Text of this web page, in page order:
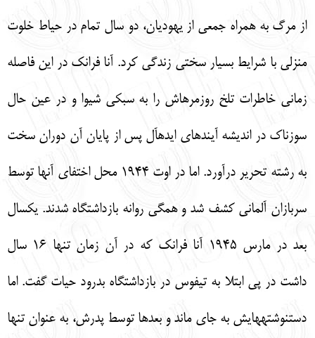
از مرگ به همراه جمعي از يهوديان، دو سال تمام در حياط خلوت
منزلي با شرايط بسيار سختي زندگي كرد. آنا فرانك در اين فاصله
زماني خاطرات تلخ روزمره‏اش را به سبكي شيوا و در عين حال
سوزناك در انديشه آينده‏اي ايده‏آل پس از پايان آن دوران سخت
به رشته تحرير درآورد. اما در اوت 1944 محل اختفاي آنها توسط
سربازان آلماني كشف شد و همگي روانه بازداشتگاه شدند. يكسال
بعد در مارس 1945 آنا فرانك كه در آن زمان تنها 16 سال
داشت در پي ابتلا به تيفوس در بازداشتگاه بدرود حيات گفت. اما
دست‏نوشته‏هايش به جاي ماند و بعدها توسط پدرش، به عنوان تنها